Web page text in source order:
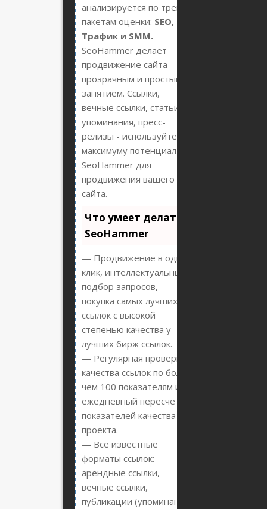
анализируется по трем
пакетам оценки: SEO,
Трафик и SMM.
SeoHammer делает
продвижение сайта
прозрачным и простым
занятием. Ссылки,
вечные ссылки, статьи,
упоминания, пресс-
релизы - используйте по
максимуму потенциал
SeoHammer для
продвижения вашего
сайта.
Что умеет делать
SeoHammer
— Продвижение в один
клик, интеллектуальный
подбор запросов,
покупка самых лучших
ссылок с высокой
степенью качества у
лучших бирж ссылок.
— Регулярная проверка
качества ссылок по более
чем 100 показателям и
ежедневный пересчет
показателей качества
проекта.
— Все известные
форматы ссылок:
арендные ссылки,
вечные ссылки,
публикации (упоминания,